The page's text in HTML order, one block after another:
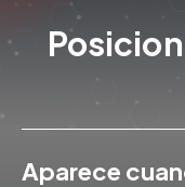
Aparece